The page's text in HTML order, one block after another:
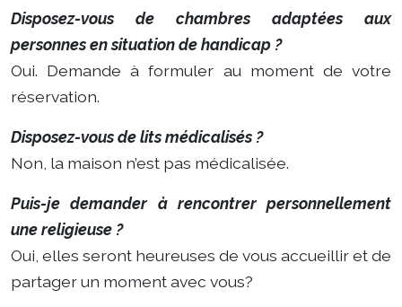
Disposez-vous de chambres adaptées aux
personnes en situation de handicap ?
Oui. Demande à formuler au moment de votre
réservation.
Disposez-vous de lits médicalisés ?
Non, la maison n’est pas médicalisée.
Puis-je demander à rencontrer personnellement
une religieuse ?
Oui, elles seront heureuses de vous accueillir et de
partager un moment avec vous?